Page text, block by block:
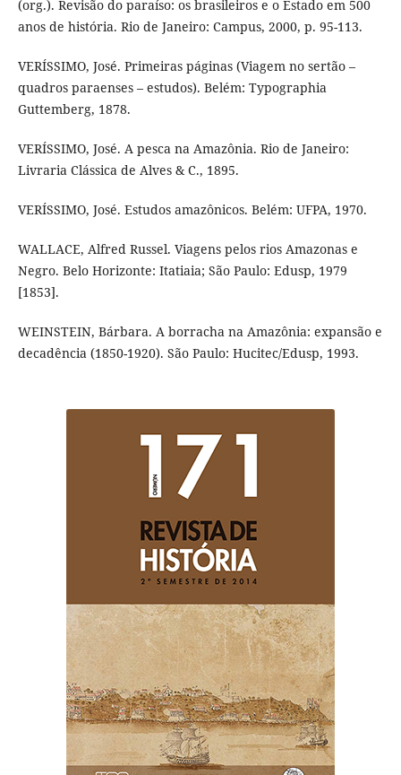
(org.). Revisão do paraíso: os brasileiros e o Estado em 500
anos de história. Rio de Janeiro: Campus, 2000, p. 95-113.
VERÍSSIMO, José. Primeiras páginas (Viagem no sertão –
quadros paraenses – estudos). Belém: Typographia
Guttemberg, 1878.
VERÍSSIMO, José. A pesca na Amazônia. Rio de Janeiro:
Livraria Clássica de Alves & C., 1895.
VERÍSSIMO, José. Estudos amazônicos. Belém: UFPA, 1970.
WALLACE, Alfred Russel. Viagens pelos rios Amazonas e
Negro. Belo Horizonte: Itatiaia; São Paulo: Edusp, 1979
[1853].
WEINSTEIN, Bárbara. A borracha na Amazônia: expansão e
decadência (1850-1920). São Paulo: Hucitec/Edusp, 1993.